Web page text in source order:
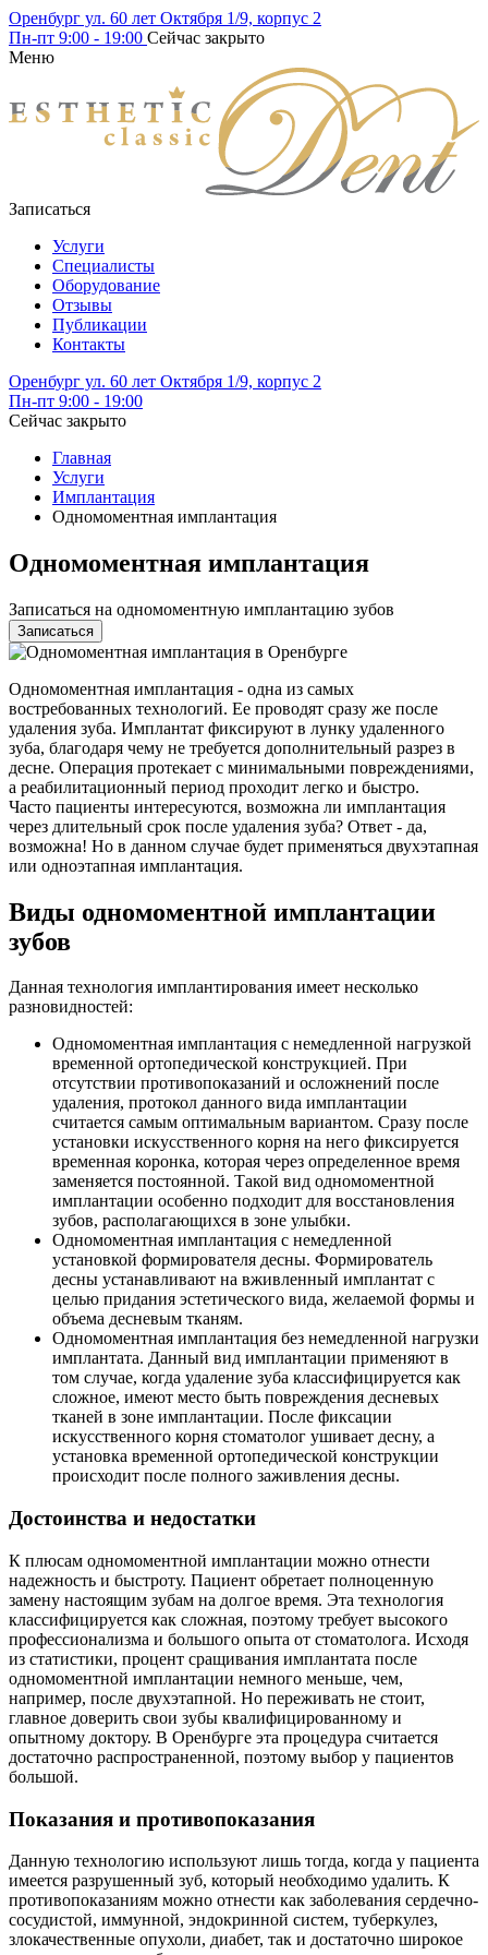
Оренбург ул. 60 лет Октября 1/9, корпус 2
Пн-пт 9:00 - 19:00 Сейчас закрыто
Меню
Записаться
Услуги
Специалисты
Оборудование
Отзывы
Публикации
Контакты
Оренбург ул. 60 лет Октября 1/9, корпус 2
Пн-пт 9:00 - 19:00
Сейчас закрыто
Главная
Услуги
Имплантация
Одномоментная имплантация
Одномоментная имплантация
Записаться на одномоментную имплантацию зубов
Записаться
Одномоментная имплантация - одна из самых
востребованных технологий. Ее проводят сразу же после
удаления зуба. Имплантат фиксируют в лунку удаленного
зуба, благодаря чему не требуется дополнительный разрез в
десне. Операция протекает с минимальными повреждениями,
а реабилитационный период проходит легко и быстро.
Часто пациенты интересуются, возможна ли имплантация
через длительный срок после удаления зуба? Ответ - да,
возможна! Но в данном случае будет применяться двухэтапная
или одноэтапная имплантация.
Виды одномоментной имплантации
зубов
Данная технология имплантирования имеет несколько
разновидностей:
Одномоментная имплантация с немедленной нагрузкой
временной ортопедической конструкцией. При
отсутствии противопоказаний и осложнений после
удаления, протокол данного вида имплантации
считается самым оптимальным вариантом. Сразу после
установки искусственного корня на него фиксируется
временная коронка, которая через определенное время
заменяется постоянной. Такой вид одномоментной
имплантации особенно подходит для восстановления
зубов, располагающихся в зоне улыбки.
Одномоментная имплантация с немедленной
установкой формирователя десны. Формирователь
десны устанавливают на вживленный имплантат с
целью придания эстетического вида, желаемой формы и
объема десневым тканям.
Одномоментная имплантация без немедленной нагрузки
имплантата. Данный вид имплантации применяют в
том случае, когда удаление зуба классифицируется как
сложное, имеют место быть повреждения десневых
тканей в зоне имплантации. После фиксации
искусственного корня стоматолог ушивает десну, а
установка временной ортопедической конструкции
происходит после полного заживления десны.
Достоинства и недостатки
К плюсам одномоментной имплантации можно отнести
надежность и быстроту. Пациент обретает полноценную
замену настоящим зубам на долгое время. Эта технология
классифицируется как сложная, поэтому требует высокого
профессионализма и большого опыта от стоматолога. Исходя
из статистики, процент сращивания имплантата после
одномоментной имплантации немного меньше, чем,
например, после двухэтапной. Но переживать не стоит,
главное доверить свои зубы квалифицированному и
опытному доктору. В Оренбурге эта процедура считается
достаточно распространенной, поэтому выбор у пациентов
большой.
Показания и противопоказания
Данную технологию используют лишь тогда, когда у пациента
имеется разрушенный зуб, который необходимо удалить. К
противопоказаниям можно отнести как заболевания сердечно-
сосудистой, иммунной, эндокринной систем, туберкулез,
злокачественные опухоли, диабет, так и достаточно широкое